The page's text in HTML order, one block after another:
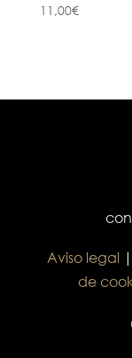
11,00€
Aviso legal |
de